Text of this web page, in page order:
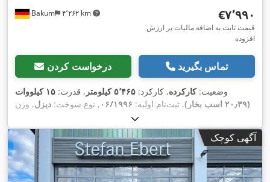
Bakum ۴٬۲۶۲ km ‎€۷٬۹۹۰
قیمت ثابت به اضافه مالیات بر ارزش
افزوده
درخواست کردن تماس بگیرید
وضعیت:کارکرده, کارکرد: ۵٬۴۶۵ کیلومتر , قدرت:
۱۵ کیلووات
(۲۰٫۳۹ اسب بخار)
, ثبت‌نام اولیه: ۰۶/۱۹۹۶ , نوع سوخت: دیزل, وزن
قرمز, کابین راننده:
انتشار:هیچ, سال ساخت:۱۹۹۶, ساعت کارکرد: ۵٬۴۶۵ h , تجهیزات:
ثبت کامیون, کابین, آگهی کوچک